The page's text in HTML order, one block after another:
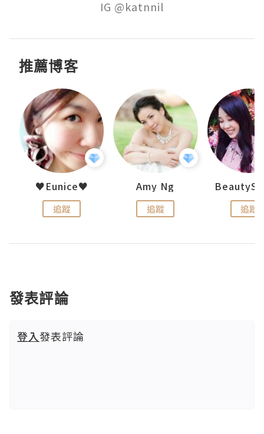
推薦博客
♥Eunice♥
追蹤
Amy Ng
追蹤 追蹤
發表評論
登入發表評論